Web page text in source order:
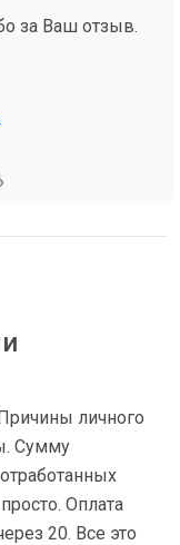
за Ваш отзыв.
личного
Сумму
Оплата
20. Все это